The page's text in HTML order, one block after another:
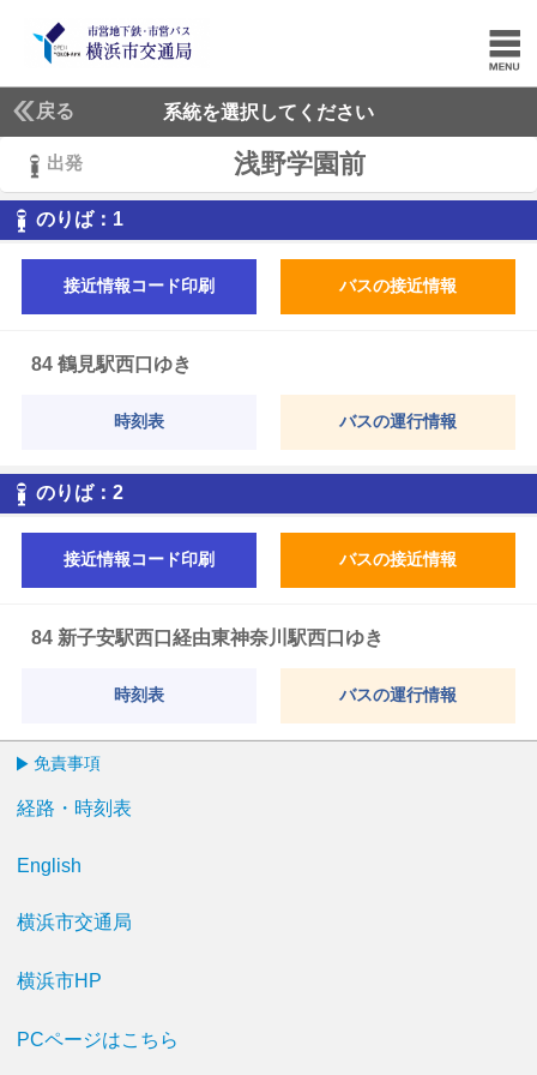
戻る 系統を選択してください
出発 浅野学園前
のりば： 1
接近情報コード印刷 バスの接近情報
84 鶴見駅西口ゆき
時刻表 バスの運行情報
のりば： 2
接近情報コード印刷 バスの接近情報
84 新子安駅西口経由東神奈川駅西口ゆき
時刻表 バスの運行情報
免責事項
経路・時刻表
English
横浜市交通局
横浜市HP
PCページはこちら